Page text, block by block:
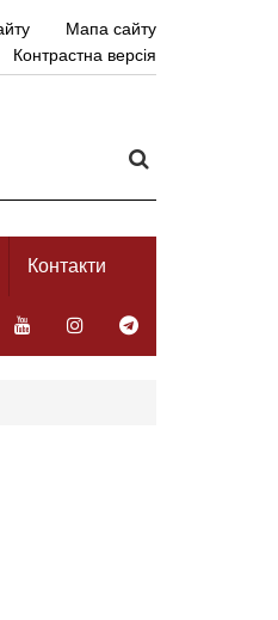
Мапа сайту
Контрастна версія
Контакти